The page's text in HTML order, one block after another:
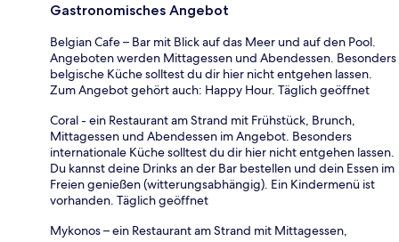
Gastronomisches Angebot
Belgian Cafe – Bar mit Blick auf das Meer und auf den Pool.
Angeboten werden Mittagessen und Abendessen. Besonders
belgische Küche solltest du dir hier nicht entgehen lassen.
Zum Angebot gehört auch: Happy Hour. Täglich geöffnet
Coral - ein Restaurant am Strand mit Frühstück, Brunch,
Mittagessen und Abendessen im Angebot. Besonders
internationale Küche solltest du dir hier nicht entgehen lassen.
Du kannst deine Drinks an der Bar bestellen und dein Essen im
Freien genießen (witterungsabhängig). Ein Kindermenü ist
vorhanden. Täglich geöffnet
Mykonos – ein Restaurant am Strand mit Mittagessen,